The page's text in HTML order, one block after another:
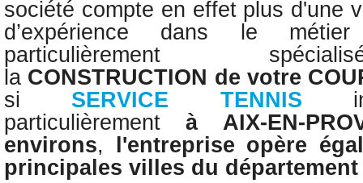
société compte en effet plus d'une
d’expérience dans le
particulièrement
la CONSTRUCTION de votre
si SERVICE TENNIS
particulièrement à AIX-EN-
environs, l'entreprise opère
principales villes du